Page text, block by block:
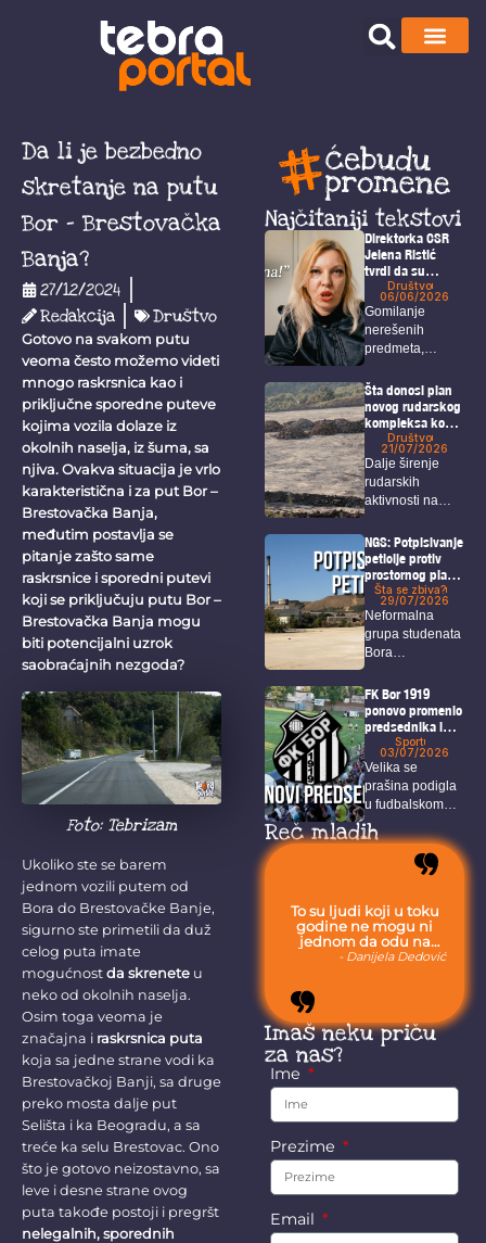
Da li je bezbedno
skretanje na putu
Bor – Brestovačka
Banja?
27/12/2024
Redakcija
Društvo
Gotovo na svakom putu
veoma često možemo videti
mnogo raskrsnica kao i
priključne sporedne puteve
kojima vozila dolaze iz
okolnih naselja, iz šuma, sa
njiva. Ovakva situacija je vrlo
karakteristična i za put Bor –
Brestovačka Banja,
međutim postavlja se
pitanje zašto same
raskrsnice i sporedni putevi
koji se priključuju putu Bor –
Brestovačka Banja mogu
biti potencijalni uzrok
saobraćajnih nezgoda?
Foto: Tebrizam
Ukoliko ste se barem
jednom vozili putem od
Bora do Brestovačke Banje,
sigurno ste primetili da duž
celog puta imate
mogućnost da skrenete u
neko od okolnih naselja.
Osim toga veoma je
značajna i raskrsnica puta
koja sa jedne strane vodi ka
Brestovačkoj Banji, sa druge
preko mosta dalje put
Selišta i ka Beogradu, a sa
treće ka selu Brestovac. Ono
što je gotovo neizostavno, sa
leve i desne strane ovog
puta takođe postoji i pregršt
nelegalnih, sporednih
Najčitaniji tekstovi
Direktorka CSR
Jelena Ristić
tvrdi da su
navodi o čekanju
rešenja za isplatu
neistiniti –
Održan protest
ispred CSR
Društvo
06/06/2026
Gomilanje
nerešenih
predmeta,
kašnjenje isplata
za porodilje,
onkološke
bolesnike...
Šta donosi plan
novog rudarskog
kompleksa kod
Bora i Zaječara?
Društvo
21/07/2026
Dalje širenje
rudarskih
aktivnosti na
Zaječara
intenzivno...
NGS: Potpisivanje
peticije protiv
prostornog plana
i u Boru!
Šta se zbiva?
29/07/2026
Neformalna
grupa studenata
Bora
petak akciju pod
nazivom...
FK Bor 1919
ponovo promenio
predsednika i
rukovodstvo
kluba
Sport
03/07/2026
Velika se
prašina podigla
u fudbalskom
svetu nakon što
je...
Reč mladih
To su ljudi koji u toku
godine ne mogu ni
jednom da odu na
more, jer moraju da
- Danijela Dedović
Imaš neku priču
za nas?
Ime
Prezime
Email